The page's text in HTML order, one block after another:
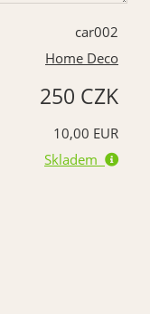
car002
Home Deco
250 CZK
10,00 EUR
Skladem